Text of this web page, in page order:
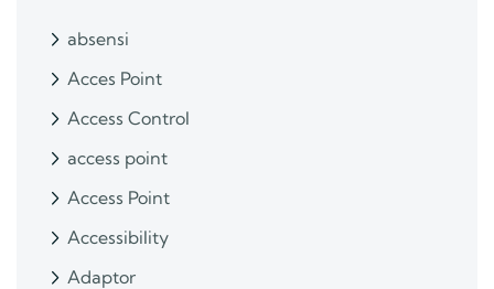
absensi
Acces Point
Access Control
access point
Access Point
Accessibility
Adaptor